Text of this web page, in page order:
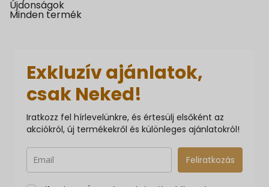
Újdonságok
Minden termék
Exkluzív ajánlatok,
csak Neked!
Iratkozz fel hírlevelünkre, és értesülj elsőként az
akciókról, új termékekről és különleges ajánlatokról!
Feliratkozás